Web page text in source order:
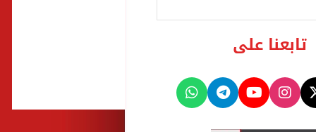
تابعنا على